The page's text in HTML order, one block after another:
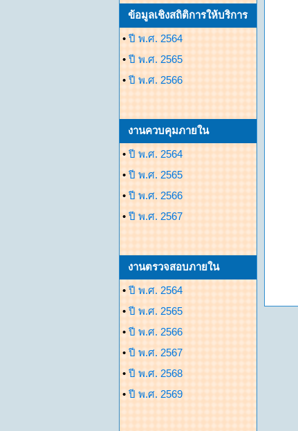
ข้อมูลเชิงสถิติการให้บริการ
• ปี พ.ศ. 2564
• ปี พ.ศ. 2565
• ปี พ.ศ. 2566
งานควบคุมภายใน
• ปี พ.ศ. 2564
• ปี พ.ศ. 2565
• ปี พ.ศ. 2566
• ปี พ.ศ. 2567
งานตรวจสอบภายใน
• ปี พ.ศ. 2564
• ปี พ.ศ. 2565
• ปี พ.ศ. 2566
• ปี พ.ศ. 2567
• ปี พ.ศ. 2568
• ปี พ.ศ. 2569